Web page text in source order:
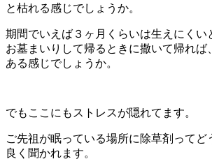
と枯れる感じでしょうか。
期間でいえば３ヶ月くらいは生えにくい
お墓まいりして帰るときに撒いて帰れば
ある感じでしょうか。
でもここにもストレスが隠れてます。
ご先祖が眠っている場所に除草剤ってど
良く聞かれます。